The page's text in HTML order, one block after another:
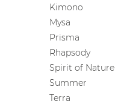
ЦВЕТА
Kimono
Mysa
Prisma
Rhapsody
Spirit of Nature
Summer
Terra